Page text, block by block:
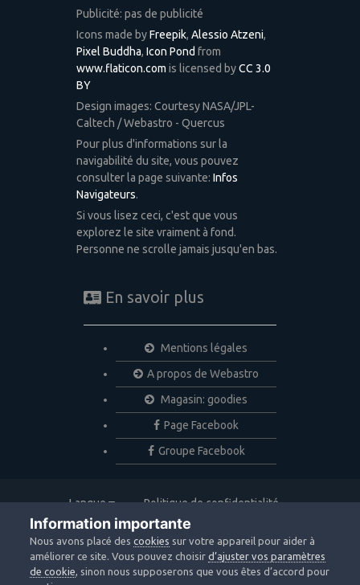
Publicité: pas de publicité
Icons made byFreepik, Alessio Atzeni,
Pixel Buddha, Icon Pond from
www.flaticon.com is licensed byCC 3.0
BY
Design images: Courtesy NASA/JPL-
Caltech / Webastro - Quercus
Pour plus d'informations sur la
navigabilité du site, vous pouvez
consulter la page suivante: Infos
Navigateurs.
Si vous lisez ceci, c'est que vous
explorez le site vraiment à fond.
Personne ne scrolle jamais jusqu'en bas.
En savoir plus
Mentions légales
A propos de Webastro
Magasin: goodies
Page Facebook
Groupe Facebook
Langue
Politique de confidentialité
Nous contacter
Copyright © 2020 Webastro
Powered by Invision Community
Information importante
Nous avons placé descookies sur votre appareil pour aider à
améliorer ce site. Vous pouvez choisird’ajuster vos paramètres
de cookie, sinon nous supposerons que vous êtes d’accord pour